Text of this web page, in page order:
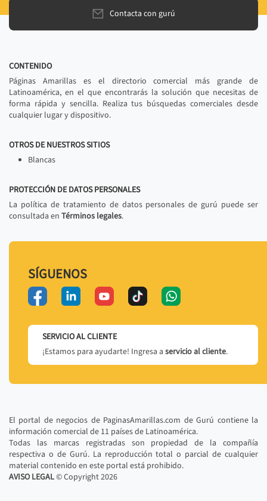
Contacta con gurú
CONTENIDO
Páginas Amarillas es el directorio comercial más grande de
Latinoamérica, en el que encontrarás la solución que necesitas de
forma rápida y sencilla. Realiza tus búsquedas comerciales desde
cualquier lugar y dispositivo.
OTROS DE NUESTROS SITIOS
Blancas
PROTECCIÓN DE DATOS PERSONALES
La política de tratamiento de datos personales de gurú puede ser
consultada en Términos legales.
SÍGUENOS
SERVICIO AL CLIENTE
¡Estamos para ayudarte! Ingresa a servicio al cliente.
El portal de negocios de PaginasAmarillas.com de Gurú contiene la
información comercial de 11 países de Latinoamérica.
Todas las marcas registradas son propiedad de la compañía
respectiva o de Gurú. La reproducción total o parcial de cualquier
material contenido en este portal está prohibido.
AVISO LEGAL© Copyright2026